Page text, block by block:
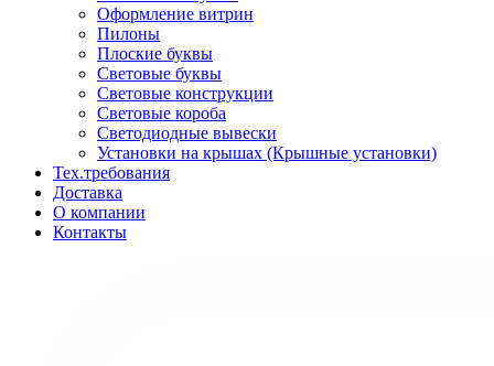
Оформление витрин
Пилоны
Плоские буквы
Световые буквы
Световые конструкции
Световые короба
Светодиодные вывески
Установки на крышах (Крышные установки)
Тех.требования
Доставка
О компании
Контакты